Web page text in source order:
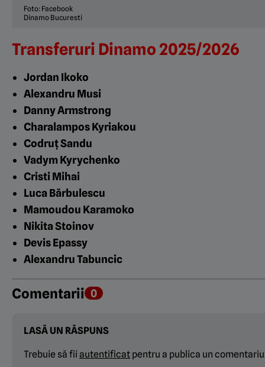
Foto: Facebook
Dinamo Bucuresti
Transferuri Dinamo 2025/2026
Jordan Ikoko
Alexandru Musi
Danny Armstrong
Charalampos Kyriakou
Codruț Sandu
Vadym Kyrychenko
Cristi Mihai
Luca Bărbulescu
Mamoudou Karamoko
Nikita Stoinov
Devis Epassy
Alexandru Tabuncic
Comentarii 0
LASĂ UN RĂSPUNS
Trebuie să fii autentificat pentru a publica un